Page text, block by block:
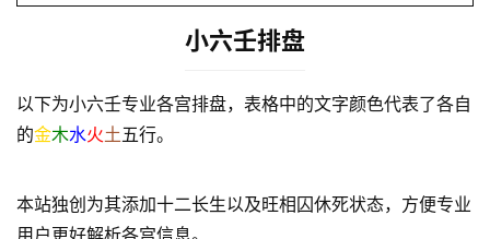
小六壬排盘
以下为小六壬专业各宫排盘，表格中的文字颜色代表了各自
的金木水火土五行。
本站独创为其添加十二长生以及旺相囚休死状态，方便专业